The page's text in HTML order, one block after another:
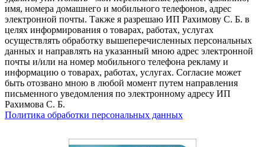
имя, номера домашнего и мобильного телефонов, адрес
электронной почты. Также я разрешаю ИП Рахимову С. Б. в
целях информирования о товарах, работах, услугах
осуществлять обработку вышеперечисленных персональных
данных и направлять на указанный мною адрес электронной
почты и/или на номер мобильного телефона рекламу и
информацию о товарах, работах, услугах. Согласие может
быть отозвано мною в любой момент путем направления
письменного уведомления по электронному адресу ИП
Рахимова С. Б.
Политика обработки персональных данных